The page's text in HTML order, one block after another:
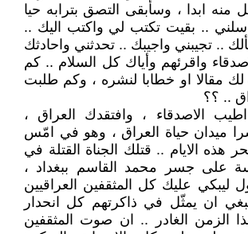
منه ابدا ، وسأبقى التصق بترابه حيا
.. بقيت تكتب لي واكتب اليك ..
.. تجيبني واجيبك .. تحدثني واحادثك
واقرئهم وأياك كل السلام .. كم
مقالا او خطابا لنشره ، وكم طلبت
.. ؟؟
الاصدقاء ، وافتقدك العراق ،
ميدان حياة العراق ، وهو في امّس
هذه الايام .. قتلك الجناة القتلة في
على جسر محمد القاسم ببغداد ،
ليبكي عليك كل المثقفين العراقيين
ان يمثّل في ذاكرتهم كل انحدار
الزمن الغادر .. ان صوت المثقفين